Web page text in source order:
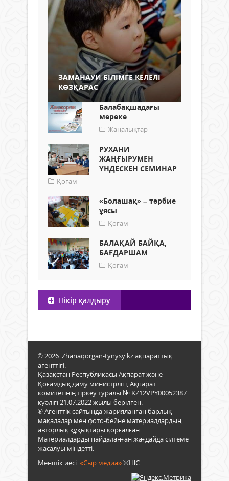
ЗАМАНАУИ БІЛІМГЕ КЕЛЕЛІ
КӨЗҚАРАС
Балабақшадағы
мереке
Жаңалықтар
РУХАНИ
ЖАҢҒЫРУМЕН
ҮНДЕСКЕН СЕМИНАР
Қоғам
«Болашақ» – тәрбие
ұясы
Қоғам
БАЛАҚАЙ БАЙҚА,
БАҒДАРШАМ
Қоғам
Пікір қалдыру
© 2026. Zhanaqorgan-tynysy.kz ақпараттық
агенттігі.
Қазақстан Республикасы Ақпарат және
Қоғамдық даму министрлігі, Ақпарат
комитетінің тіркеу туралы № KZ12VPY00052387
куәлігі 21.07.2022 жылы берілген.
® Агенттік сайтында жарияланған барлық
мақалалар мен фото-бейне материалдардың
авторлық құқықтары қорғалған.
Материалдарды пайдаланған жағдайда сілтеме
жасалуы міндетті.
Меншік иесі:«Сыр медиа»ЖШС.